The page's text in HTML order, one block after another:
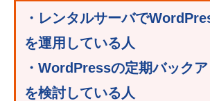
・レンタルサーバで
を運用している人
・WordPressの定期バック
を検討している人